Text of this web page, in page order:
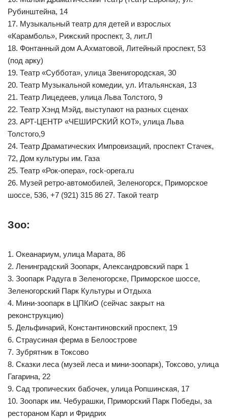
Рубинштейна, 14
17. Музыкальный театр для детей и взрослых
«Карамболь», Рижский проспект, 3, лит.Л
18. Фонтанный дом А.Ахматовой, Литейный проспект, 53
(под арку)
19. Театр «Суббота», улица Звенигородская, 30
20. Театр Музыкальной комедии, ул. Итальянская, 13
21. Театр Лицедеев, улица Льва Толстого, 9
22. Театр Хэнд Мэйд, выступают на разных сценах
23. АРТ-ЦЕНТР «ЧЕШИРСКИЙ КОТ», улица Льва
Толстого,9
24. Театр Драматических Импровизаций, проспект Стачек,
72, Дом культуры им. Газа
25. Театр «Рок-опера», rock-opera.ru
26. Музей ретро-автомобилей, Зеленогорск, Приморское
шоссе, 536, +7 (921) 315 86 27. Такой театр
Зоо:
1. Океанариум, улица Марата, 86
2. Ленинградский Зоопарк, Александровский парк 1
3. Зоопарк Радуга в Зеленогорске, Приморское шоссе,
Зеленогорский Парк Культуры и Отдыха
4. Мини-зоопарк в ЦПКиО (сейчас закрыт на
реконструкцию)
5. Дельфинарий, Константиновский проспект, 19
6. Страусиная ферма в Белоострове
7. Зубрятник в Токсово
8. Сказки леса (музей леса и мини-зоопарк), Токсово, улица
Гагарина, 22
9. Сад тропических бабочек, улица Ропшинская, 17
10. Зоопарк им. Чебурашки, Приморский Парк Победы, за
рестораном Карл и Фридрих